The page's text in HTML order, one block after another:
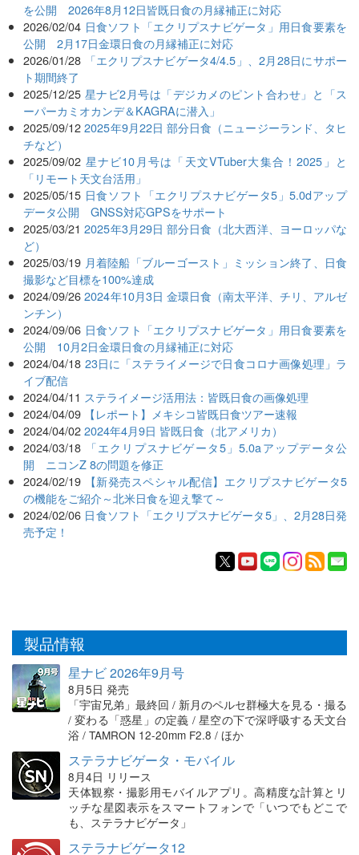
を公開 2026年8月12日皆既日食の月縁補正に対応
2026/02/04 日食ソフト「エクリプスナビゲータ」用日食要素を
公開 2月17日金環日食の月縁補正に対応
2026/01/28
「エクリプスナビゲータ4/4.5」、2月28日にサポー
ト期間終了
2025/12/25 星ナビ2月号は「デジカメのピント合わせ」と「ス
ーパーカミオカンデ＆KAGRAに潜入」
2025/09/12 2025年9月22日 部分日食（ニュージーランド、タヒ
チなど）
2025/09/02 星ナビ10月号は「天文VTuber大集合！2025」と
「リモート天文台活用」
2025/05/15 日食ソフト「エクリプスナビゲータ5」5.0dアップ
データ公開 GNSS対応GPSをサポート
2025/03/21 2025年3月29日 部分日食（北大西洋、ヨーロッパな
ど）
2025/03/19 月着陸船「ブルーゴースト」ミッション終了、日食
撮影など目標を100%達成
2024/09/26 2024年10月3日 金環日食（南太平洋、チリ、アルゼ
ンチン）
2024/09/06 日食ソフト「エクリプスナビゲータ」用日食要素を
公開 10月2日金環日食の月縁補正に対応
2024/04/18 23日に「ステライメージで日食コロナ画像処理」ラ
イブ配信
2024/04/11 ステライメージ活用法：皆既日食の画像処理
2024/04/09 【レポート】メキシコ皆既日食ツアー速報
2024/04/02 2024年4月9日 皆既日食（北アメリカ）
2024/03/18
「エクリプスナビゲータ5」5.0aアップデータ公
開 ニコンZ 8の問題を修正
2024/02/19
【新発売スペシャル配信】エクリプスナビゲータ5
の機能をご紹介～北米日食を迎え撃て～
2024/02/06 日食ソフト「エクリプスナビゲータ5」、2月28日発
売予定！
製品情報
星ナビ 2026年9月号
8月5日 発売
「宇宙兄弟」最終回 / 新月のペルセ群極大を見る・撮る
/ 変わる「惑星」の定義 / 星空の下で深呼吸する天文台
浴 / TAMRON 12-20mm F2.8 / ほか
ステラナビゲータ・モバイル
8月4日 リリース
天体観察・撮影用モバイルアプリ。高精度な計算とリ
ッチな星図表示をスマートフォンで「いつでもどこで
も、ステラナビゲータ」
ステラナビゲータ12